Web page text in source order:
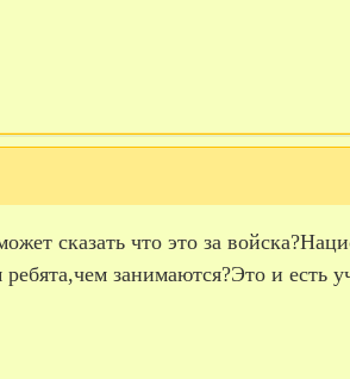
сказать что это за
занимаются?Это и есть